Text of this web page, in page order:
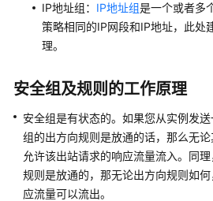
管
理
组
规
则
管
理
安
IP地址组： IP地址组是一个或者多
策略相同的IP网段和IP地址，此处
理。
安全组及规则的工作原理
安全组是有状态的。如果您从实例发
组的出方向规则是放通的话，那么无
允许该出站请求的响应流量流入。同
规则是放通的，那无论出方向规则如
应流量可以流出。